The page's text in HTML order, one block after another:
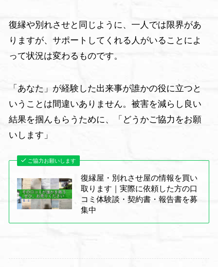
復縁や別れさせと同じように、一人では限界があ
りますが、サポートしてくれる人がいることによ
って状況は変わるものです。
「あなた」が経験した出来事が誰かの役に立つと
いうことは間違いありません。被害を減らし良い
結果を掴んもらうために、「どうかご協力をお願
いします」
ご協力お願いします
復縁屋・別れさせ屋の情報を買い
取ります｜実際に依頼した方の口
コミ体験談・契約書・報告書を募
集中